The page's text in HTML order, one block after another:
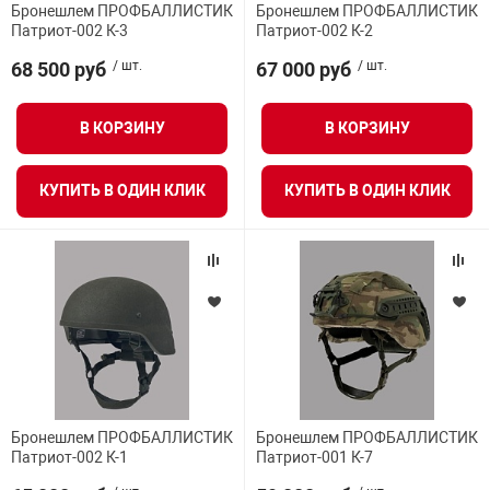
решения
безопасность
установки
оборудование
Средства
Узлы
Шкафы
Щиты
Табло
Бронешлем ПРОФБАЛЛИСТИК
Патриот-002 К-3
68 500 руб / шт.
В КОРЗИНУ
КУПИТЬ В ОДИН КЛИК
Бронешлем ПРОФБАЛЛИСТИК
Патриот-002 К-2
67 000 руб / шт.
В КОРЗИНУ
КУПИТЬ В ОДИН КЛИК
Бронешлем ПРОФБАЛЛИСТИК
Патриот-002 К-1
Бронешлем ПРОФБАЛЛИСТИК
Патриот-001 К-7